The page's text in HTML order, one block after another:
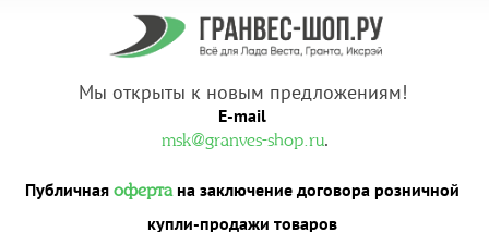
Мы открыты к новым предложениям!
E-mail
msk@granves-shop.ru.
Публичная офертана заключение договора розничной
купли-продажи товаров